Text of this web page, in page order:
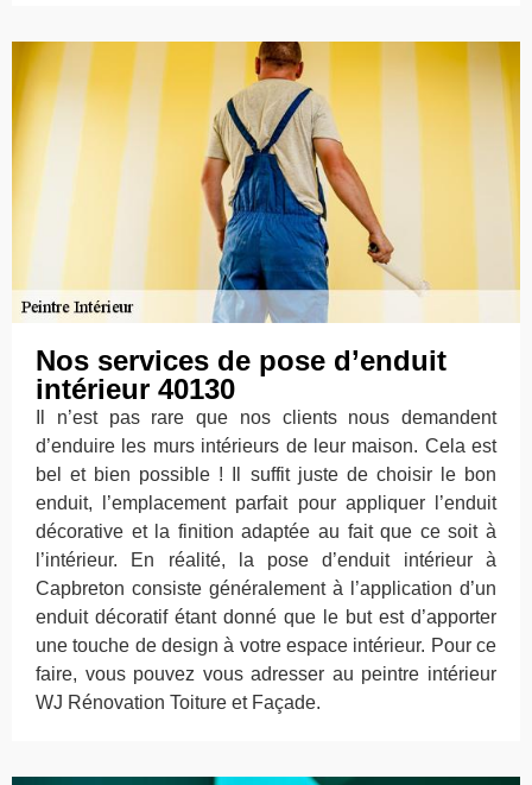
Nos services de pose d’enduit
intérieur 40130
Il n’est pas rare que nos clients nous demandent
d’enduire les murs intérieurs de leur maison. Cela est
bel et bien possible ! Il suffit juste de choisir le bon
enduit, l’emplacement parfait pour appliquer l’enduit
décorative et la finition adaptée au fait que ce soit à
l’intérieur. En réalité, la pose d’enduit intérieur à
Capbreton consiste généralement à l’application d’un
enduit décoratif étant donné que le but est d’apporter
une touche de design à votre espace intérieur. Pour ce
faire, vous pouvez vous adresser au peintre intérieur
WJ Rénovation Toiture et Façade.